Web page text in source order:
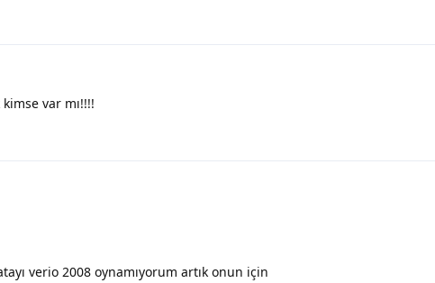
var mı!!!!
verio 2008 oynamıyorum artık onun için